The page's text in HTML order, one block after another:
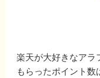
楽天が大好きなアラ
もらったポイント数